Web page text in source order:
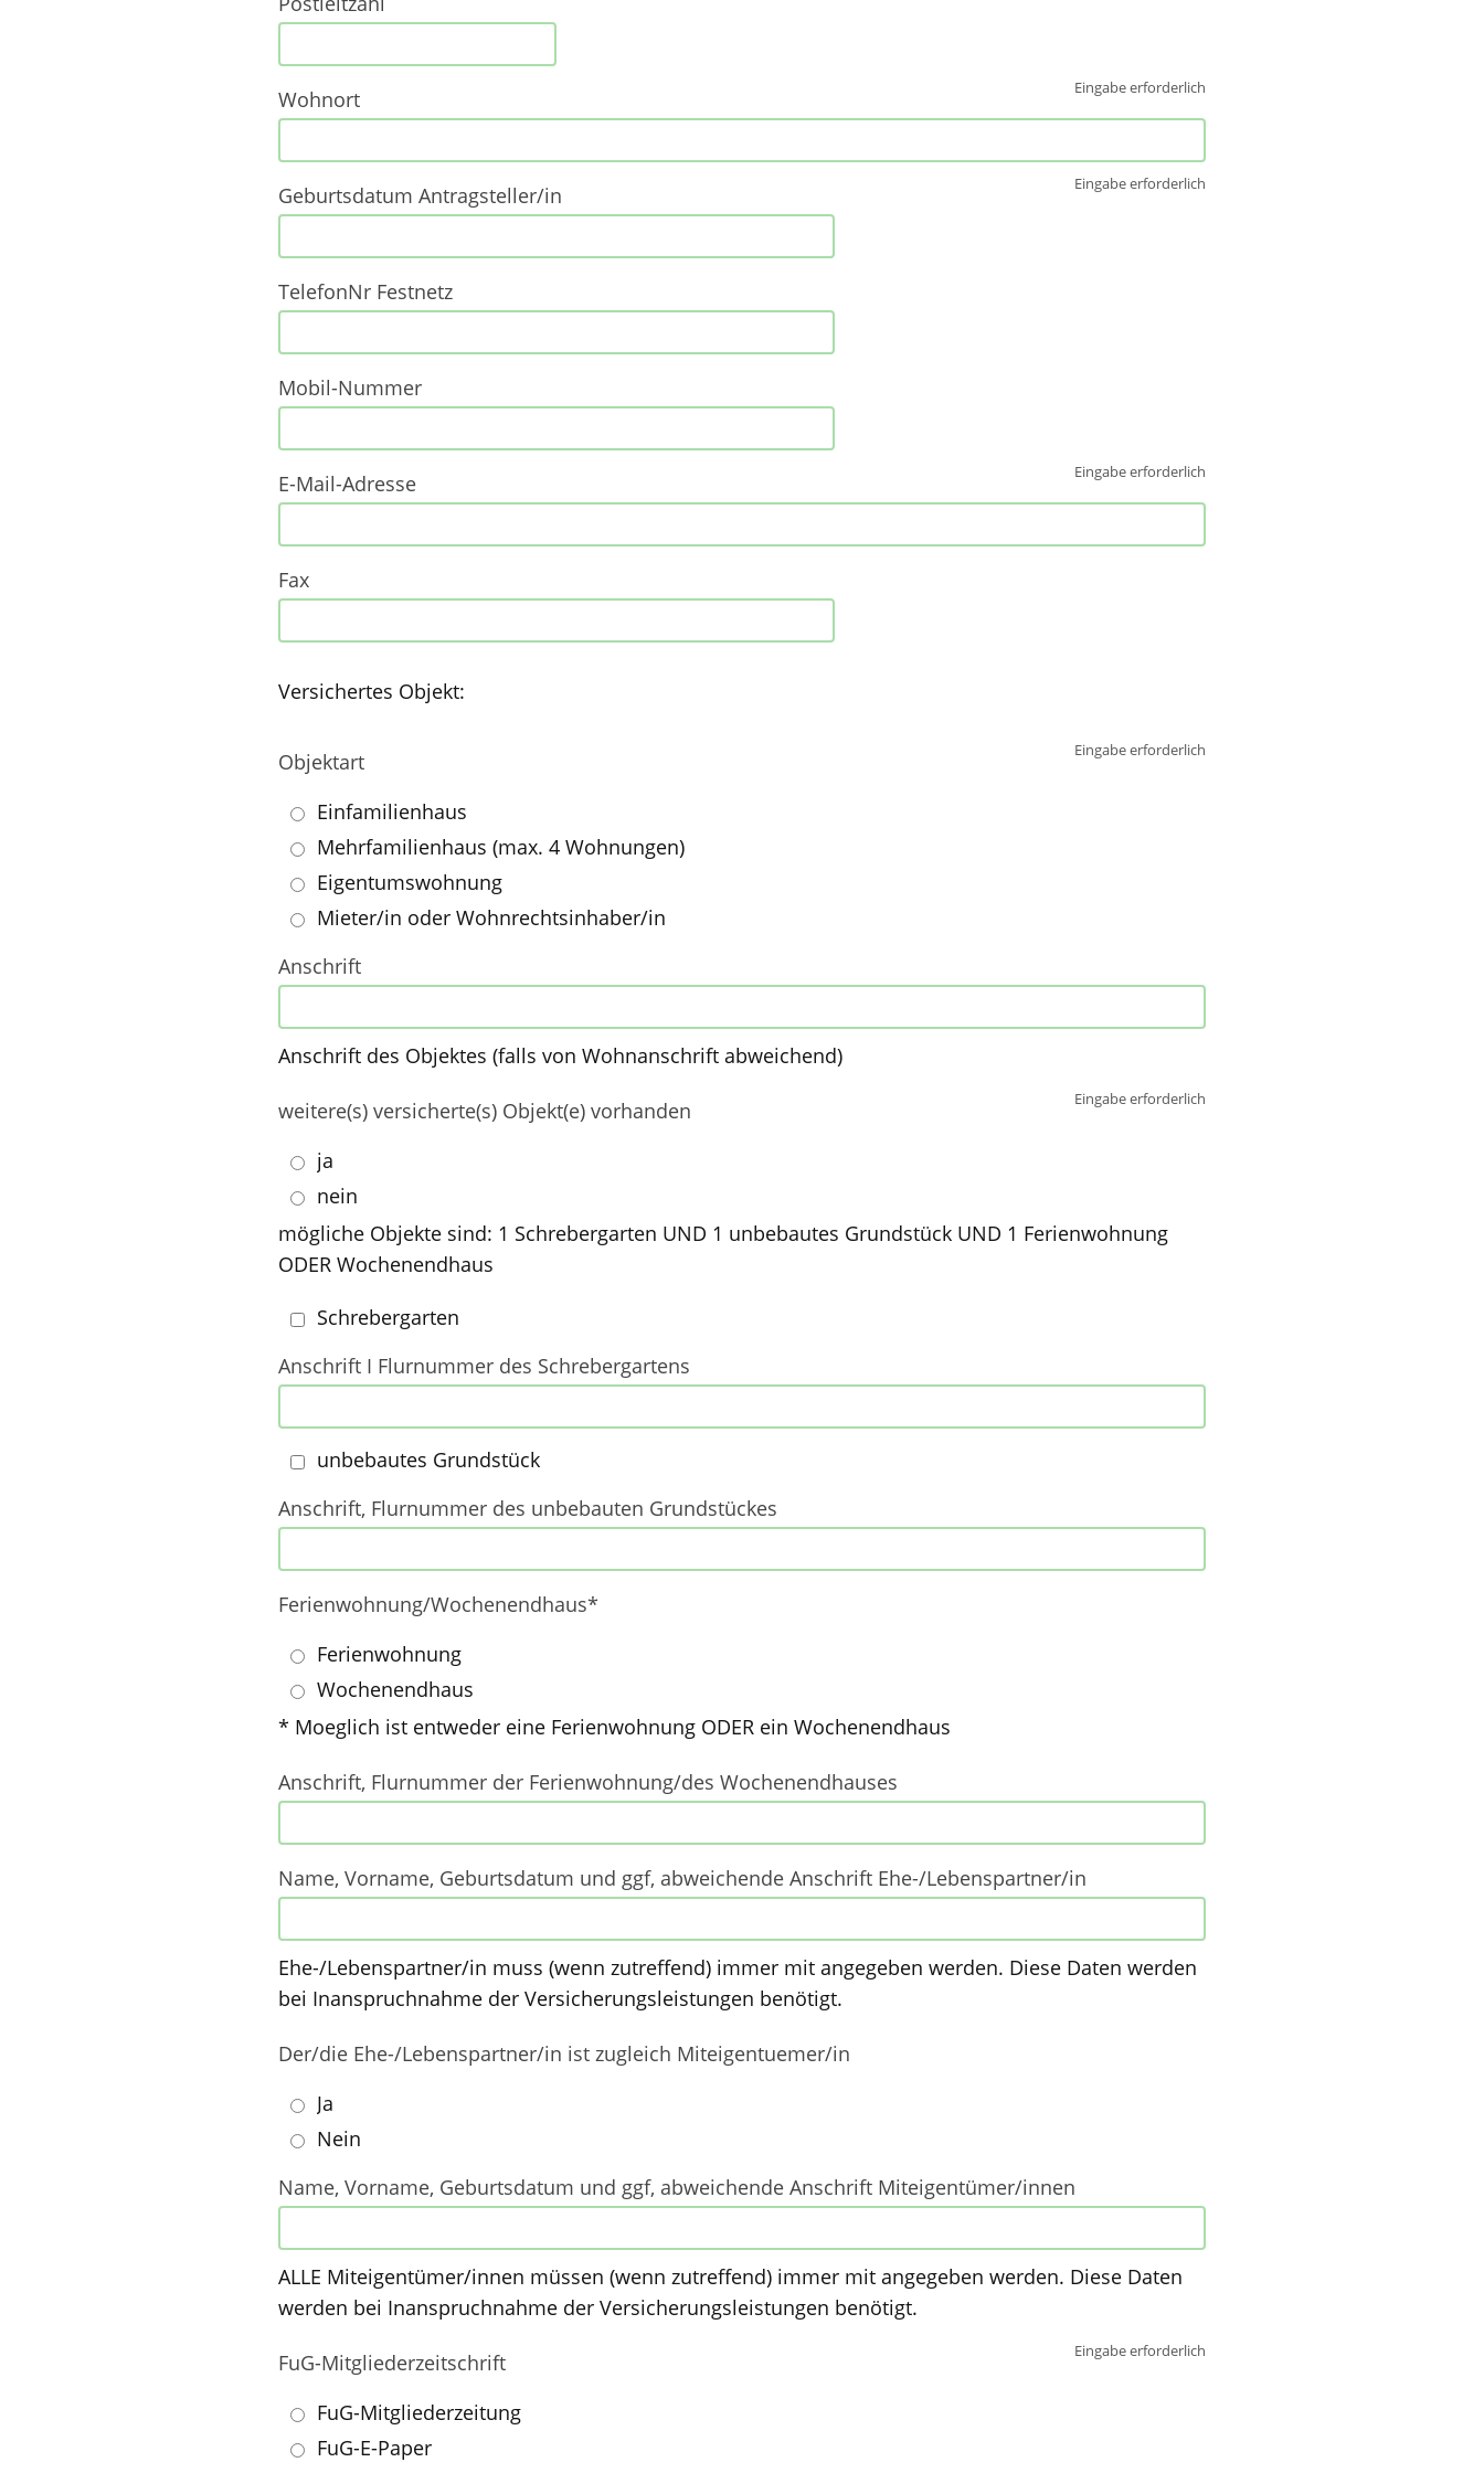
Eingabe erforderlich
Wohnort
Eingabe erforderlich
Geburtsdatum Antragsteller/in
TelefonNr Festnetz
Mobil-Nummer
Eingabe erforderlich
E-Mail-Adresse
Fax
Versichertes Objekt:
Eingabe erforderlich
Objektart
Einfamilienhaus
Mehrfamilienhaus (max. 4 Wohnungen)
Eigentumswohnung
Mieter/in oder Wohnrechtsinhaber/in
Anschrift
Anschrift des Objektes (falls von Wohnanschrift abweichend)
Eingabe erforderlich
weitere(s) versicherte(s) Objekt(e) vorhanden
ja
nein
mögliche Objekte sind: 1 Schrebergarten UND 1 unbebautes Grundstück UND 1 Ferienwohnung
ODER Wochenendhaus
Schrebergarten
Anschrift I Flurnummer des Schrebergartens
unbebautes Grundstück
Anschrift, Flurnummer des unbebauten Grundstückes
Ferienwohnung/Wochenendhaus*
Ferienwohnung
Wochenendhaus
* Moeglich ist entweder eine Ferienwohnung ODER ein Wochenendhaus
Anschrift, Flurnummer der Ferienwohnung/des Wochenendhauses
Name, Vorname, Geburtsdatum und ggf, abweichende Anschrift Ehe-/Lebenspartner/in
Ehe-/Lebenspartner/in muss (wenn zutreffend) immer mit angegeben werden. Diese Daten werden
bei Inanspruchnahme der Versicherungsleistungen benötigt.
Der/die Ehe-/Lebenspartner/in ist zugleich Miteigentuemer/in
Ja
Nein
Name, Vorname, Geburtsdatum und ggf, abweichende Anschrift Miteigentümer/innen
ALLE Miteigentümer/innen müssen (wenn zutreffend) immer mit angegeben werden. Diese Daten
werden bei Inanspruchnahme der Versicherungsleistungen benötigt.
Eingabe erforderlich
FuG-Mitgliederzeitschrift
FuG-Mitgliederzeitung
FuG-E-Paper